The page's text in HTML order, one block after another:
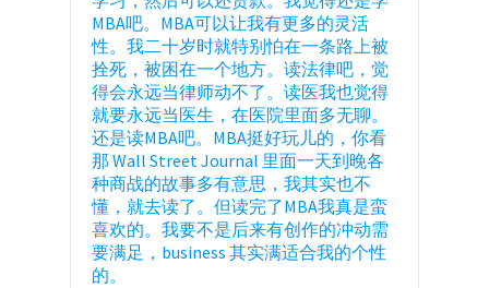
MBA吧。MBA可以让我有更多的灵活
性。我二十岁时就特别怕在一条路上被
拴死，被困在一个地方。读法律吧，觉
得会永远当律师动不了。读医我也觉得
就要永远当医生，在医院里面多无聊。
还是读MBA吧。MBA挺好玩儿的，你看
那 Wall Street Journal 里面一天到晚各
种商战的故事多有意思，我其实也不
懂，就去读了。但读完了MBA我真是蛮
喜欢的。我要不是后来有创作的冲动需
要满足，business 其实满适合我的个性
的。